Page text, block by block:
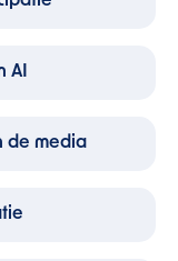
AI
de media